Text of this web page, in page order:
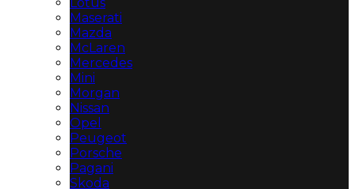
Maserati
Mazda
McLaren
Mercedes
Mini
Morgan
Nissan
Opel
Peugeot
Porsche
Pagani
Skoda